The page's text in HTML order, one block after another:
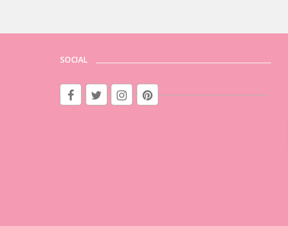
SOCIAL